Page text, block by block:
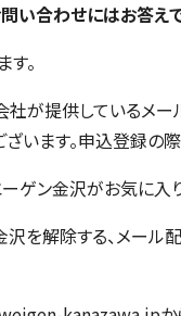
合わせにはお答えで
。
が提供しているメー
ます。申込登録の
ゲン金沢がお気に
を解除する、メー